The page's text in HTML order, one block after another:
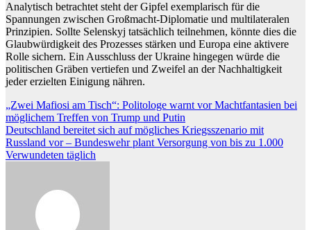
Analytisch betrachtet steht der Gipfel exemplarisch für die
Spannungen zwischen Großmacht-Diplomatie und multilateralen
Prinzipien. Sollte Selenskyj tatsächlich teilnehmen, könnte dies die
Glaubwürdigkeit des Prozesses stärken und Europa eine aktivere
Rolle sichern. Ein Ausschluss der Ukraine hingegen würde die
politischen Gräben vertiefen und Zweifel an der Nachhaltigkeit
jeder erzielten Einigung nähren.
Beitragsnavigation
„Zwei Mafiosi am Tisch“: Politologe warnt vor Machtfantasien bei
möglichem Treffen von Trump und Putin
Deutschland bereitet sich auf mögliches Kriegsszenario mit
Russland vor – Bundeswehr plant Versorgung von bis zu 1.000
Verwundeten täglich